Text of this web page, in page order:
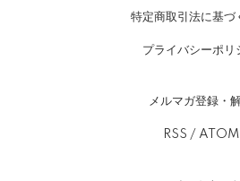
特定商取引法に基づ
プライバシーポリ
メルマガ登録・
RSS / ATOM